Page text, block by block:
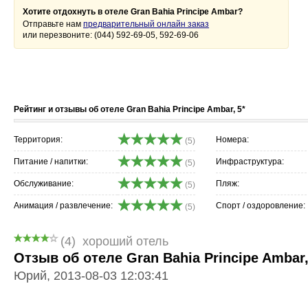
Хотите отдохнуть в отеле Gran Bahia Principe Ambar?
Отправьте нам предварительный онлайн заказ
или перезвоните: (044) 592-69-05, 592-69-06
Рейтинг и отзывы об отеле Gran Bahia Principe Ambar, 5*
Территория: (5) Номера:
Питание / напитки: (5) Инфраструктура:
Обслуживание: (5) Пляж:
Анимация / развлечение: (5) Спорт / оздоровление:
(4) хороший отель
Отзыв об отеле Gran Bahia Principe
Юрий, 2013-08-03 12:03:41